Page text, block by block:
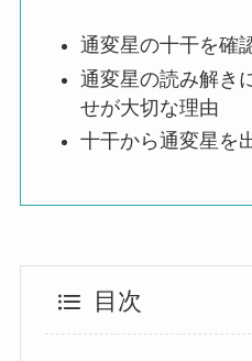
通変星の十干を確
通変星の読み解き
せが大切な理由
十干から通変星を
目次